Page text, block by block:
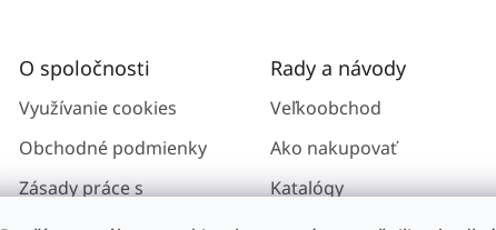
O spoločnosti
Využívanie cookies
Obchodné podmienky
Zásady práce s
Rady a návody
Veľkoobchod
Ako nakupovať
Katalógy